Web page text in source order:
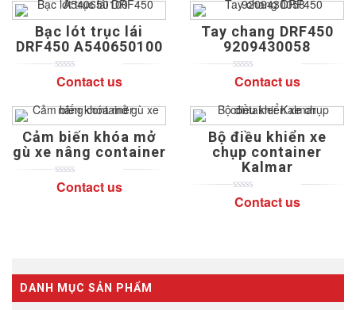
based
on
customer
ratings
based
on
customer
ratings
Bạc lót trục lái
DRF450 A540650100
0
out
5
based
on
0
customer
ratings
Contact us
Tay chang DRF450
9209430058
0
out
5
based
on
0
customer
ratings
Contact us
Cảm biến khóa mở
gù xe nâng container
0
out
5
0
Contact us
Bộ điều khiển xe
chụp container
Kalmar
0
out
5
0
Contact us
DANH MỤC SẢN PHẨM